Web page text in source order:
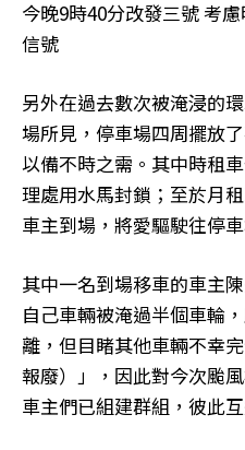
今晚9時40分改發三號 考
信號
另外在過去數次被淹浸的
場所見，停車場四周擺放
以備不時之需。其中時租
理處用水馬封鎖；至於月
車主到場，將愛驅駛往停
其中一名到場移車的車主
自己車輛被淹過半個車輪
離，但目睹其他車輛不幸
報廢）」，因此對今次颱
車主們已組建群組，彼此